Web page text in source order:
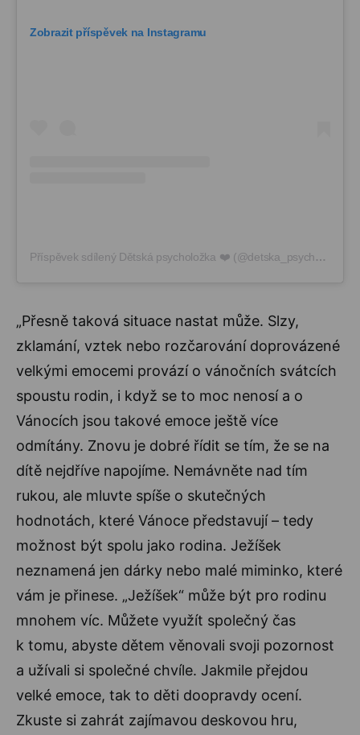
Zobrazit příspěvek na Instagramu
Příspěvek sdílený Dětská psycholožka ❤️ (@detska_psycholozka)
„Přesně taková situace nastat může. Slzy,
zklamání, vztek nebo rozčarování doprovázené
velkými emocemi provází o vánočních svátcích
spoustu rodin, i když se to moc nenosí a o
Vánocích jsou takové emoce ještě více
odmítány. Znovu je dobré řídit se tím, že se na
dítě nejdříve napojíme. Nemávněte nad tím
rukou, ale mluvte spíše o skutečných
hodnotách, které Vánoce představují – tedy
možnost být spolu jako rodina. Ježíšek
neznamená jen dárky nebo malé miminko, které
vám je přinese. „Ježíšek“ může být pro rodinu
mnohem víc. Můžete využít společný čas
k tomu, abyste dětem věnovali svoji pozornost
a užívali si společné chvíle. Jakmile přejdou
velké emoce, tak to děti doopravdy ocení.
Zkuste si zahrát zajímavou deskovou hru,